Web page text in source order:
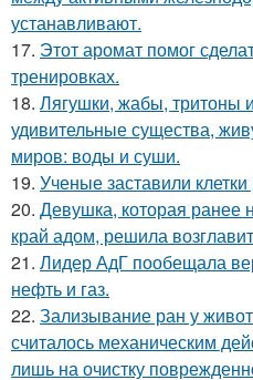
устанавливают.
17. Этот аромат помог
тренировках.
18. Лягушки, жабы, тритоны
удивительные существа,
миров: воды и суши.
19. Ученые заставили
20. Девушка, которая ранее
край адом, решила
21. Лидер АдГ пообещала
нефть и газ.
22. Зализывание ран у
считалось механическим
лишь на очистку